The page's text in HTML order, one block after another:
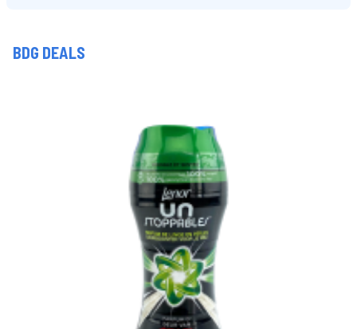
BDG DEALS